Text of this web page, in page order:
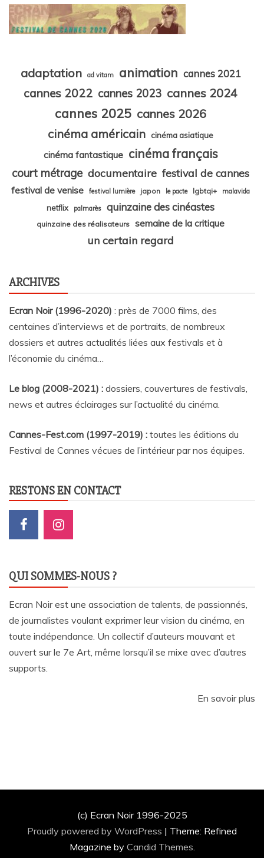
adaptation ad vitam animation cannes 2021
cannes 2022 cannes 2023 cannes 2024
cannes 2025 cannes 2026
cinéma américain
cinéma asiatique
cinéma fantastique cinéma français
court métrage documentaire festival de cannes
festival de venise festival lumière japon le pacte lgbtqi+ malavida
netflix palmarès quinzaine des cinéastes
quinzaine des réalisateurs semaine de la critique
un certain regard
ARCHIVES
Ecran Noir (1996-2020) : près de 7000 films, des
centaines d’interviews et de portraits, de nombreux
dossiers et autres actualités liées aux festivals et à
l’économie du cinéma…
Le blog (2008-2021) : dossiers, couvertures de festivals,
news et autres éclairages sur l’actualité du cinéma.
Cannes-Fest.com (1997-2019) : toutes les éditions du
Festival de Cannes vécues de l’intérieur par nos équipes.
RESTONS EN CONTACT
QUI SOMMES-NOUS ?
Ecran Noir est une association de talents, de passionnés,
de journalistes voulant exprimer leur vision du cinéma, en
toute indépendance. Un collectif d’auteurs mouvant et
ouvert sur le 7e Art, même lorsqu’il se mixe avec d’autres
supports.
En savoir plus
(c) Ecran Noir 1996-2025
Proudly powered by WordPress | Theme: Refined
Magazine by Candid Themes.